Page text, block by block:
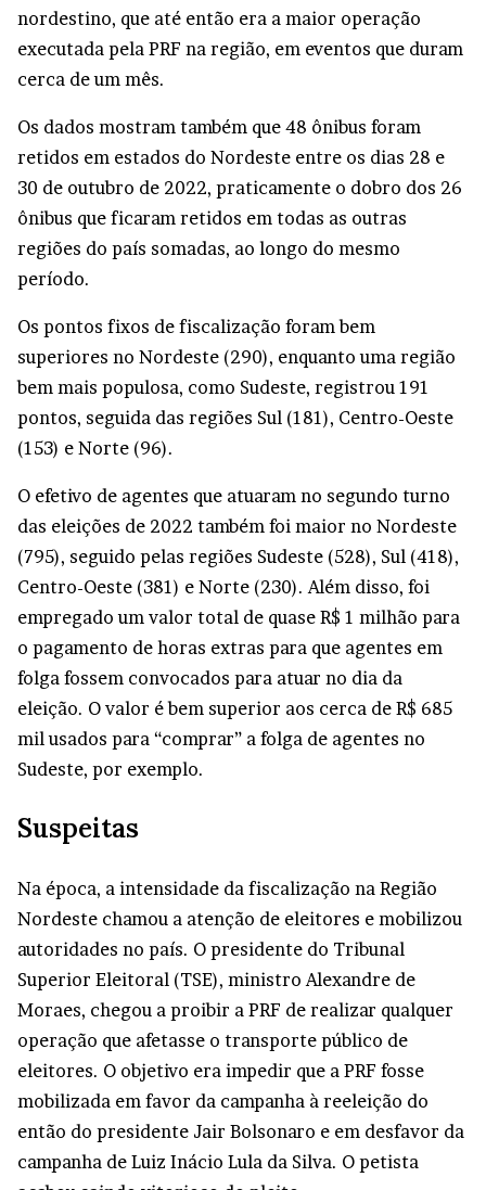
nordestino, que até então era a maior operação
executada pela PRF na região, em eventos que duram
cerca de um mês.
Os dados mostram também que 48 ônibus foram
retidos em estados do Nordeste entre os dias 28 e
30 de outubro de 2022, praticamente o dobro dos 26
ônibus que ficaram retidos em todas as outras
regiões do país somadas, ao longo do mesmo
período.
Os pontos fixos de fiscalização foram bem
superiores no Nordeste (290), enquanto uma região
bem mais populosa, como Sudeste, registrou 191
pontos, seguida das regiões Sul (181), Centro-Oeste
(153) e Norte (96).
O efetivo de agentes que atuaram no segundo turno
das eleições de 2022 também foi maior no Nordeste
(795), seguido pelas regiões Sudeste (528), Sul (418),
Centro-Oeste (381) e Norte (230). Além disso, foi
empregado um valor total de quase R$ 1 milhão para
o pagamento de horas extras para que agentes em
folga fossem convocados para atuar no dia da
eleição. O valor é bem superior aos cerca de R$ 685
mil usados para “comprar” a folga de agentes no
Sudeste, por exemplo.
Suspeitas
Na época, a intensidade da fiscalização na Região
Nordeste chamou a atenção de eleitores e mobilizou
autoridades no país. O presidente do Tribunal
Superior Eleitoral (TSE), ministro Alexandre de
Moraes, chegou a proibir a PRF de realizar qualquer
operação que afetasse o transporte público de
eleitores. O objetivo era impedir que a PRF fosse
mobilizada em favor da campanha à reeleição do
então do presidente Jair Bolsonaro e em desfavor da
campanha de Luiz Inácio Lula da Silva. O petista